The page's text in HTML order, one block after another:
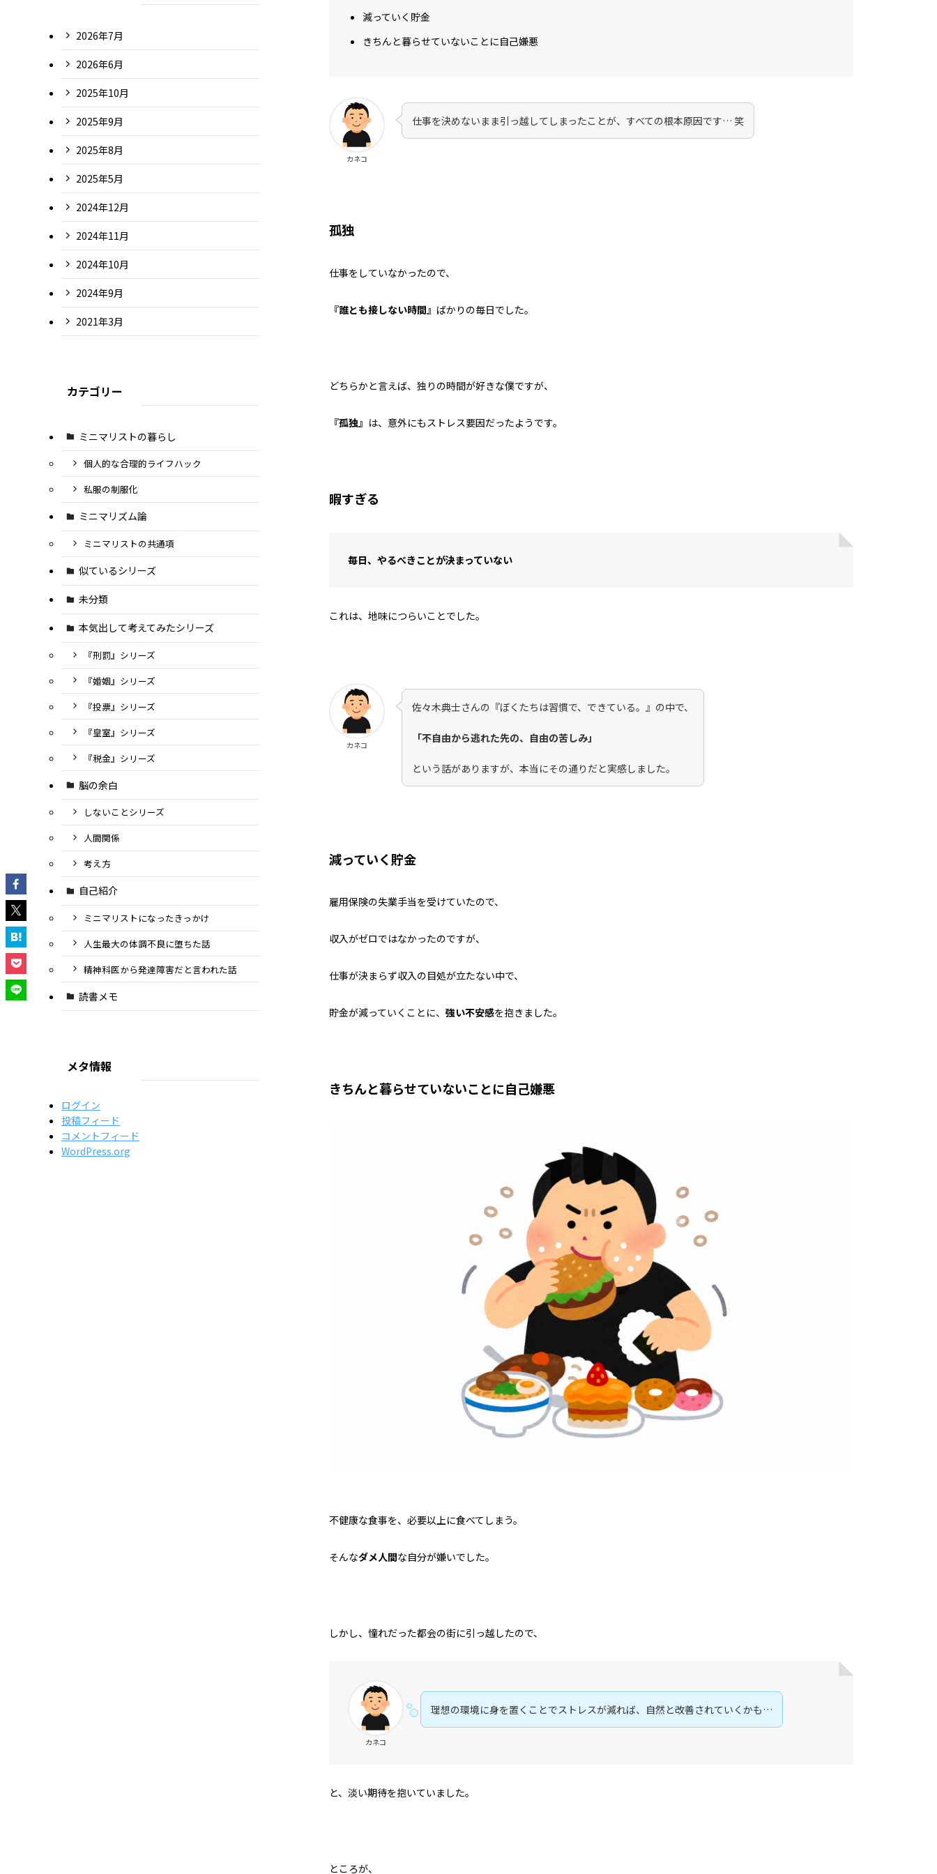
減っていく貯金
きちんと暮らせていないことに自己嫌悪
カネコ
仕事を決めないまま引っ越してしまったことが、すべての根本原因です… 笑
孤独
仕事をしていなかったので、
『誰とも接しない時間』 ばかりの毎日でした。
どちらかと言えば、独りの時間が好きな僕ですが、
『孤独』 は、意外にもストレス要因だったようです。
暇すぎる
毎日、やるべきことが決まっていない
これは、地味につらいことでした。
カネコ
佐々木典士さんの『ぼくたちは習慣で、できている。』の中で、
「不自由から逃れた先の、自由の苦しみ」
という話がありますが、本当にその通りだと実感しました。
減っていく貯金
雇用保険の失業手当を受けていたので、
収入がゼロではなかったのですが、
仕事が決まらず収入の目処が立たない中で、
貯金が減っていくことに、 強い不安感を抱きました。
きちんと暮らせていないことに自己嫌悪
不健康な食事を、必要以上に食べてしまう。
そんなダメ人間な自分が嫌いでした。
しかし、憧れだった都会の街に引っ越したので、
カネコ
理想の環境に身を置くことでストレスが減れば、自然と改善されていくかも…
と、淡い期待を抱いていました。
ところが、
2026年7月
2026年6月
2025年10月
2025年9月
2025年8月
2025年5月
2024年12月
2024年11月
2024年10月
2024年9月
2021年3月
カテゴリー
ミニマリストの暮らし
個人的な合理的ライフハック
私服の制服化
ミニマリズム論
ミニマリストの共通項
似ているシリーズ
未分類
本気出して考えてみたシリーズ
『刑罰』シリーズ
『婚姻』シリーズ
『投票』シリーズ
『皇室』シリーズ
『税金』シリーズ
脳の余白
しないことシリーズ
人間関係
考え方
自己紹介
ミニマリストになったきっかけ
人生最大の体調不良に堕ちた話
精神科医から発達障害だと言われた話
読書メモ
メタ情報
ログイン
投稿フィード
コメントフィード
WordPress.org